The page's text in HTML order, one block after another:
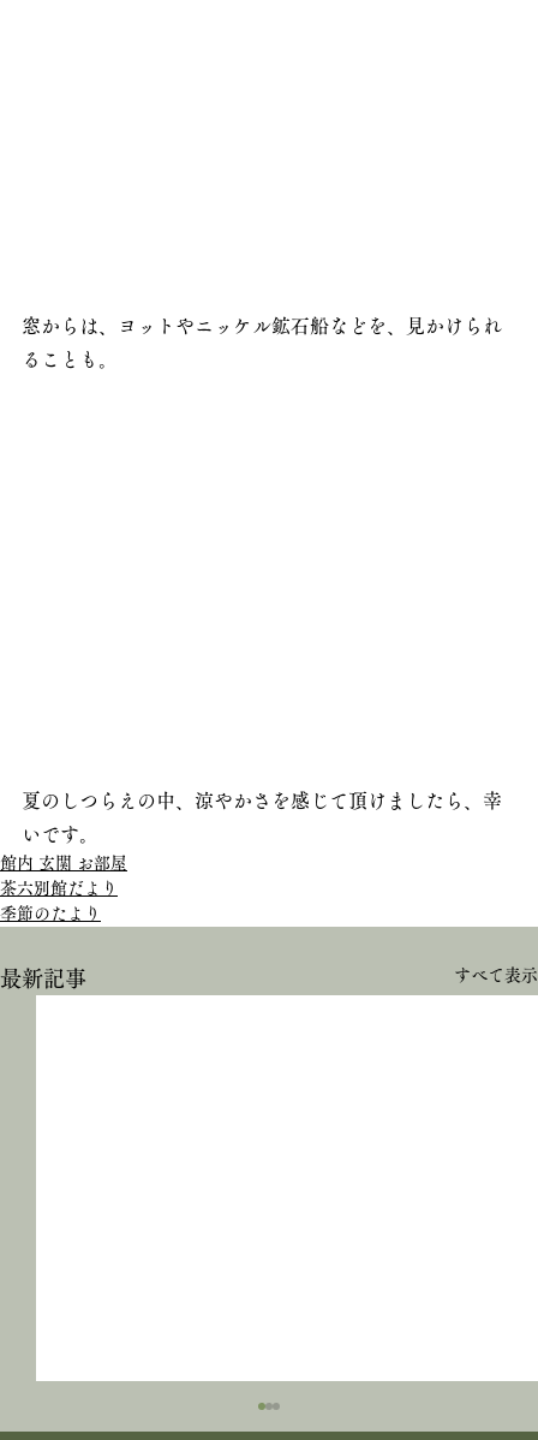
窓からは、ヨットやニッケル鉱石船などを、見かけられ
ることも。
夏のしつらえの中、涼やかさを感じて頂けましたら、幸
いです。
館内 玄関 お部屋
茶六別館だより
季節のたより
最新記事 すべて表示